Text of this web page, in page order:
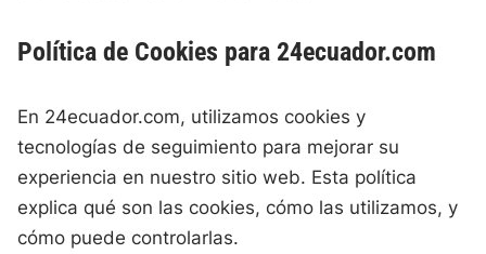
Política de Cookies para 24ecuador.com
En 24ecuador.com, utilizamos cookies y
tecnologías de seguimiento para mejorar su
experiencia en nuestro sitio web. Esta política
explica qué son las cookies, cómo las utilizamos, y
cómo puede controlarlas.